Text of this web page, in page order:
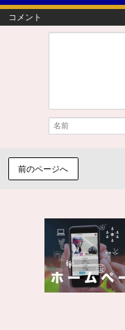
コメント
前のページへ